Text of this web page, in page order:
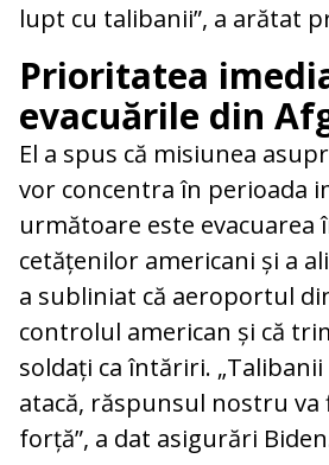
lupt cu talibanii”, a arătat
Prioritatea
evacuările din
El a spus că misiunea
vor concentra în perioada
următoare este evacuarea
cetățenilor americani și a
a subliniat că aeroportul
controlul american și că
soldați ca întăriri. „Talibanii
atacă, răspunsul nostru va
forță”, a dat asigurări